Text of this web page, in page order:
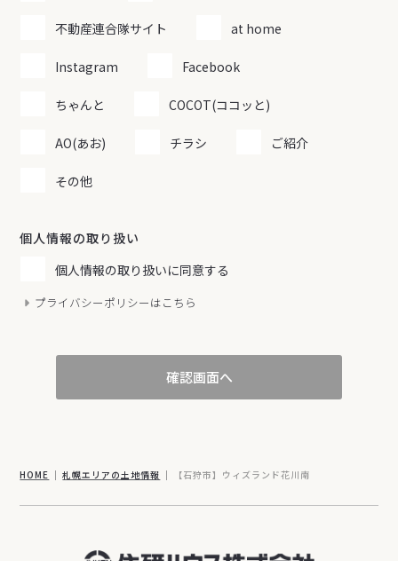
不動産連合隊サイト at home
Instagram Facebook
ちゃんと COCOT(ココッと)
AO(あお) チラシ ご紹介
その他
個人情報の取り扱い
個人情報の取り扱いに同意する
プライバシーポリシーはこちら
確認画面へ
HOME 札幌エリアの土地情報 【石狩市】ウィズランド花川南